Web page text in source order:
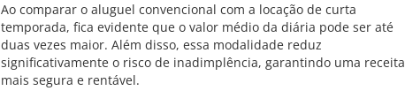
Ao comparar o aluguel convencional com a locação de curta
temporada, fica evidente que o valor médio da diária pode ser até
duas vezes maior. Além disso, essa modalidade reduz
significativamente o risco de inadimplência, garantindo uma receita
mais segura e rentável.